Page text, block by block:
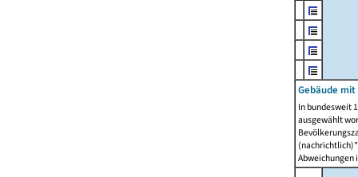
Gebäude
In bundesweit
ausgewählt
Abweichungen